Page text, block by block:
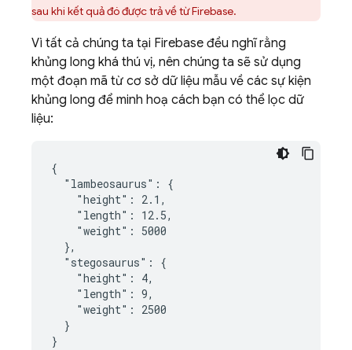
sau khi kết quả đó được trả về từ Firebase.
Vì tất cả chúng ta tại Firebase đều nghĩ rằng
khủng long khá thú vị, nên chúng ta sẽ sử dụng
một đoạn mã từ cơ sở dữ liệu mẫu về các sự kiện
khủng long để minh hoạ cách bạn có thể lọc dữ
liệu:
{
  "lambeosaurus": {
    "height": 2.1,
    "length": 12.5,
    "weight": 5000
  },
  "stegosaurus": {
    "height": 4,
    "length": 9,
    "weight": 2500
  }
}